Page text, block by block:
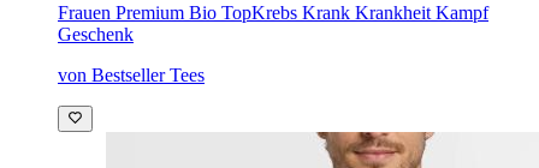
Frauen Premium Bio TopKrebs Krank Krankheit Kampf
Geschenk
von Bestseller Tees